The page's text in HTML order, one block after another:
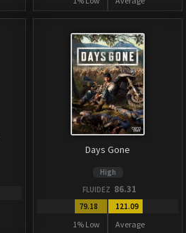
Days Gone
High
FLUIDEZ 86.31
79.18
1% Low
121.09
Average